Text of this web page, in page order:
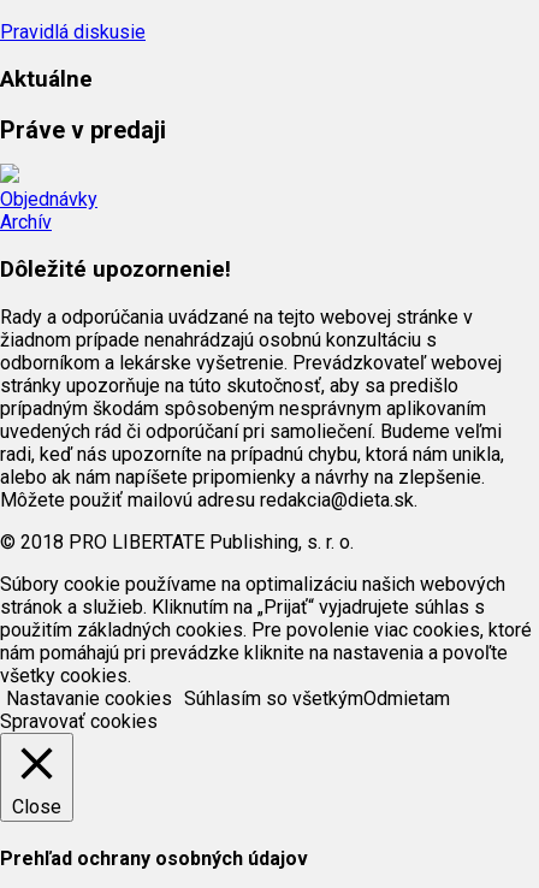
Pravidlá diskusie
Aktuálne
Práve v predaji
Objednávky
Archív
Dôležité upozornenie!
Rady a odporúčania uvádzané na tejto webovej stránke v
žiadnom prípade nenahrádzajú osobnú konzultáciu s
odborníkom a lekárske vyšetrenie. Prevádzkovateľ webovej
stránky upozorňuje na túto skutočnosť, aby sa predišlo
prípadným škodám spôsobeným nesprávnym aplikovaním
uvedených rád či odporúčaní pri samoliečení. Budeme veľmi
radi, keď nás upozorníte na prípadnú chybu, ktorá nám unikla,
alebo ak nám napíšete pripomienky a návrhy na zlepšenie.
Môžete použiť mailovú adresu redakcia@dieta.sk.
© 2018 PRO LIBERTATE Publishing, s. r. o.
Súbory cookie používame na optimalizáciu našich webových
stránok a služieb. Kliknutím na „Prijať“ vyjadrujete súhlas s
použitím základných cookies. Pre povolenie viac cookies, ktoré
nám pomáhajú pri prevádzke kliknite na nastavenia a povoľte
všetky cookies.
Nastavanie cookies Súhlasím so všetkýmOdmietam
Spravovať cookies
Close
Prehľad ochrany osobných údajov